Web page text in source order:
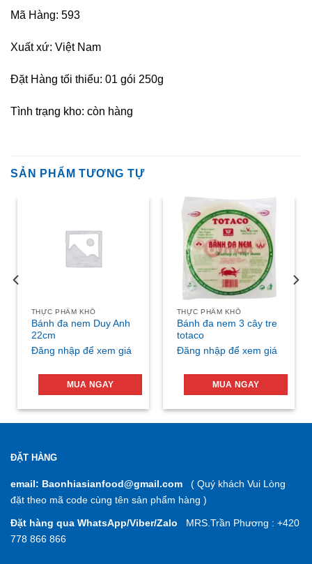
Mã Hàng: 593
Xuất xứ: Việt Nam
Đặt Hàng tối thiểu: 01 gói 250g
Tình trạng kho: còn hàng
SẢN PHẨM TƯƠNG TỰ
THỰC PHẨM KHÔ
Bánh đa nem Duy Anh
22cm
Đăng nhập để xem giá
MUA NGAY
THỰC PHẨM KHÔ
Bánh đa nem 3 cây tre
totaco
Đăng nhập để xem giá
MUA NGAY
ĐẶT HÀNG
email: Baonhiasianfood@gmail.com ( Quý khách Vui Lòng
đặt theo mã code cùng tên sản phẩm hàng )
Đặt hàng qua WhatsApp/Viber/Zalo MRS.Trần Phương : +420
778 866 866